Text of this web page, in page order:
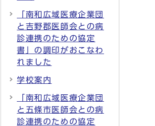
「南和広域医療企業団
と吉野郡医師会との病
診連携のための協定
書」の調印がおこなわ
れました
学校案内
「南和広域医療企業団
と五條市医師会との病
診連携のための協定